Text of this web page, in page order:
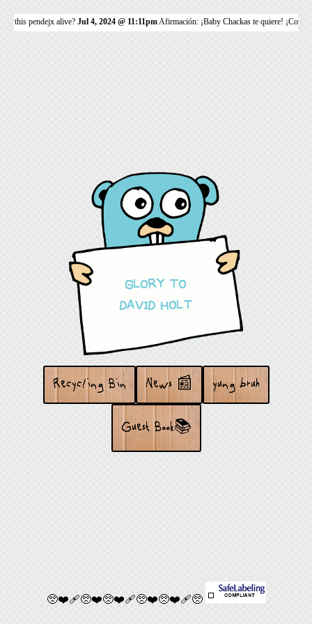
this pendejx alive?Jul 4, 2024 @ 11:11pmAfirmación: ¡Baby Chackas te quiere!
GLORY TO
DAVID HOLT
Recycling Bin News📰 yung bruh
Guest Book📚
🥺❤️‍🩹🥺❤️🥺❤️‍🩹🥺❤️🥺❤️‍🩹🥺